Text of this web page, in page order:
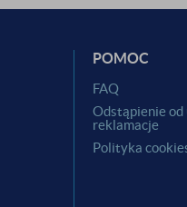
POMOC
FAQ
Odstąpienie
reklamacje
Polityka